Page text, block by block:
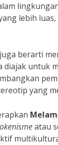
lebih
juga berarti
diajak untuk
yang
atau